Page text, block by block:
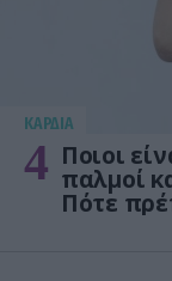
KΑΡΔΙΑ
4 Ποιοι
παλμοί
Πότε